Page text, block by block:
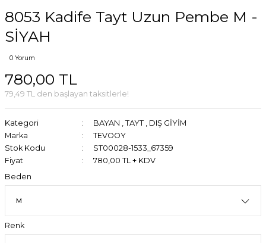
8053 Kadife Tayt Uzun Pembe M -
SİYAH
0 Yorum
780,00 TL
79,49 TL den başlayan taksitlerle!
Kategori BAYAN , TAYT , DIŞ GİYİM
Marka
TEVOOY
Stok Kodu
ST00028-1533_67359
Fiyat
780,00 TL + KDV
Beden
Renk